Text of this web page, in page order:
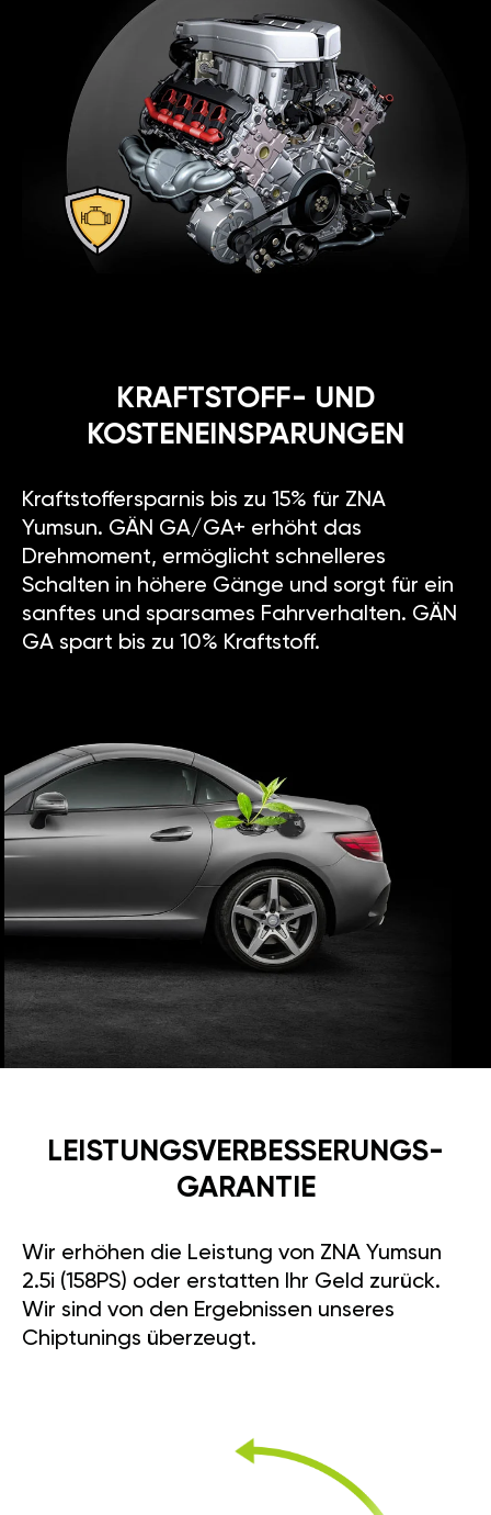
KRAFTSTOFF- UND
KOSTENEINSPARUNGEN
Kraftstoffersparnis bis zu 15% für ZNA
Yumsun. GÄN GA/GA+ erhöht das
Drehmoment, ermöglicht schnelleres
Schalten in höhere Gänge und sorgt für ein
sanftes und sparsames Fahrverhalten. GÄN
GA spart bis zu 10% Kraftstoff.
LEISTUNGSVERBESSE­RUNGS­
GARANTIE
Wir erhöhen die Leistung von ZNA Yumsun
2.5i (158PS) oder erstatten Ihr Geld zurück.
Wir sind von den Ergebnissen unseres
Chiptunings überzeugt.